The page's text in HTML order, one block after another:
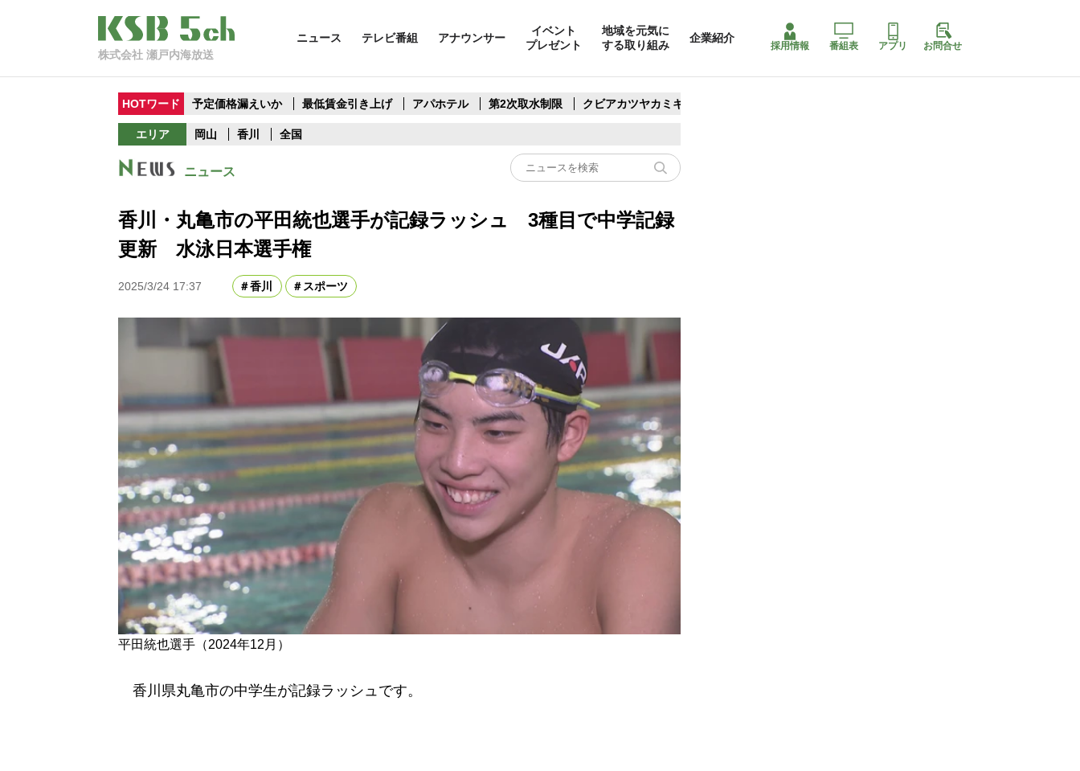
株式会社 瀬戸内海放送
ニュース テレビ番組 アナウンサー
イベント
プレゼント
地域を元気に
する取り組み
企業紹介
採用情報 番組表 アプリ お問合せ
HOTワード 予定価格漏えいか 最低賃金引き上げ アパホテル 第2次取水制限 クビアカツヤカミキリ
エリア 岡山 香川 全国
ニュース
香川・丸亀市の平田統也選手が記録ラッシュ 3種目で中学記録
更新 水泳日本選手権
2025/3/24 17:37 香川 スポーツ
平田統也選手（2024年12月）
香川県丸亀市の中学生が記録ラッシュです。